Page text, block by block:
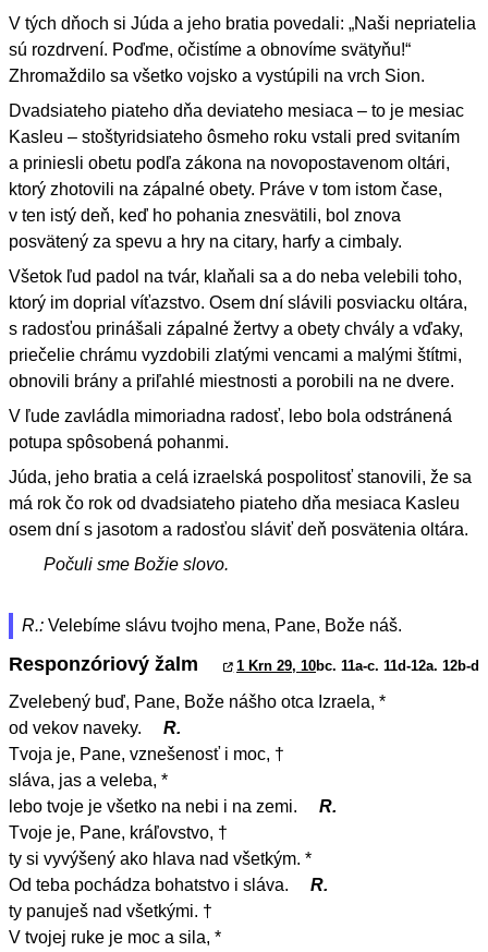
V tých dňoch si Júda a jeho bratia povedali: „Naši nepriatelia
sú rozdrvení. Poďme, očistíme a obnovíme svätyňu!“
Zhromaždilo sa všetko vojsko a vystúpili na vrch Sion.
Dvadsiateho piateho dňa deviateho mesiaca – to je mesiac
Kasleu – stoštyridsiateho ôsmeho roku vstali pred svitaním
a priniesli obetu podľa zákona na novopostavenom oltári,
ktorý zhotovili na zápalné obety. Práve v tom istom čase,
v ten istý deň, keď ho pohania znesvätili, bol znova
posvätený za spevu a hry na citary, harfy a cimbaly.
Všetok ľud padol na tvár, klaňali sa a do neba velebili toho,
ktorý im doprial víťazstvo. Osem dní slávili posviacku oltára,
s radosťou prinášali zápalné žertvy a obety chvály a vďaky,
priečelie chrámu vyzdobili zlatými vencami a malými štítmi,
obnovili brány a priľahlé miestnosti a porobili na ne dvere.
V ľude zavládla mimoriadna radosť, lebo bola odstránená
potupa spôsobená pohanmi.
Júda, jeho bratia a celá izraelská pospolitosť stanovili, že sa
má rok čo rok od dvadsiateho piateho dňa mesiaca Kasleu
osem dní s jasotom a radosťou sláviť deň posvätenia oltára.
Počuli sme Božie slovo.
R.: Velebíme slávu tvojho mena, Pane, Bože náš.
Responzóriový žalm 1 Krn 29, 10bc. 11a-c. 11d-12a. 12b-d
Zvelebený buď, Pane, Bože nášho otca Izraela, *
od vekov naveky.
R.
Tvoja je, Pane, vznešenosť i moc, †
sláva, jas a veleba, *
lebo tvoje je všetko na nebi i na zemi.
R.
Tvoje je, Pane, kráľovstvo, †
ty si vyvýšený ako hlava nad všetkým. *
Od teba pochádza bohatstvo i sláva.
R.
ty panuješ nad všetkými. †
V tvojej ruke je moc a sila, *